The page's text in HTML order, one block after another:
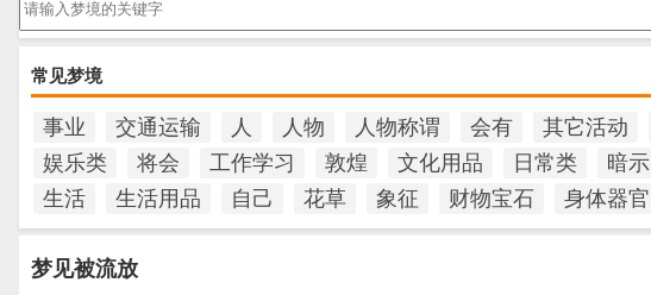
常见梦境
事业 交通运输 人 人物 人物称谓 会有 其它活动
娱乐类
将会 工作学习 敦煌 文化用品 日常类 暗示
生活
生活用品 自己 花草 象征 财物宝石 身体器官
梦见被流放